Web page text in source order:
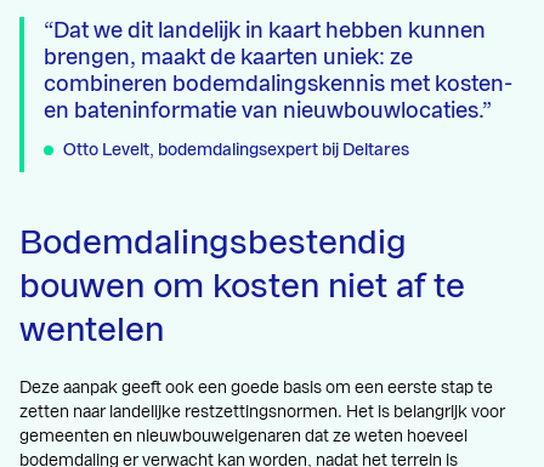
Dat we dit landelijk in kaart hebben kunnen
brengen, maakt de kaarten uniek: ze
combineren bodemdalingskennis met kosten-
en bateninformatie van nieuwbouwlocaties.
Otto Levelt, bodemdalingsexpert bij Deltares
Bodemdalingsbestendig
bouwen om kosten niet af te
wentelen
Deze aanpak geeft ook een goede basis om een eerste stap te
zetten naar landelijke restzettingsnormen. Het is belangrijk voor
gemeenten en nieuwbouweigenaren dat ze weten hoeveel
bodemdaling er verwacht kan worden, nadat het terrein is